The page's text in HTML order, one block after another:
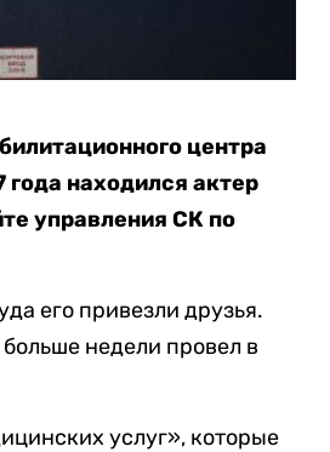
центра
находился актер
управления СК по
его привезли друзья.
недели провел в
услуг», которые